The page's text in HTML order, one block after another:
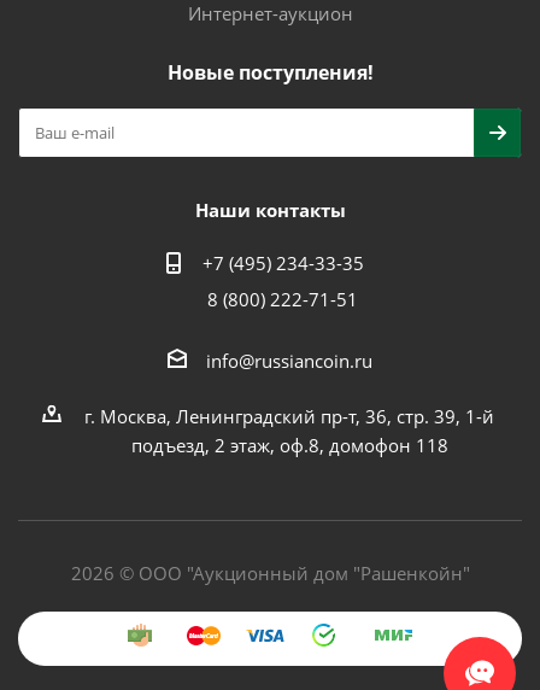
Интернет-аукцион
Новые поступления!
Наши контакты
+7 (495) 234-33-35
8 (800) 222-71-51
info@russiancoin.ru
г. Москва, Ленинградский пр-т, 36, стр. 39, 1-й
подъезд, 2 этаж, оф.8, домофон 118
2026 © ООО "Аукционный дом "Рашенкойн"